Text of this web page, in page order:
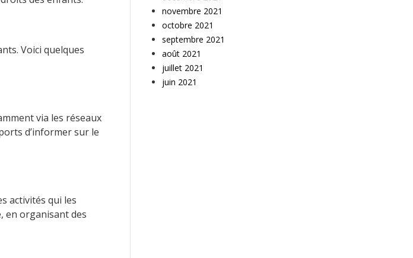
Voici quelques
via les réseaux
d’informer sur le
activités qui les
en organisant des
novembre 2021
octobre 2021
septembre 2021
août 2021
juillet 2021
juin 2021